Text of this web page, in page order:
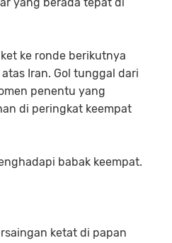
yang berada tepat di
ke ronde berikutnya
Iran. Gol tunggal dari
penentu yang
di peringkat keempat
babak keempat.
ketat di papan